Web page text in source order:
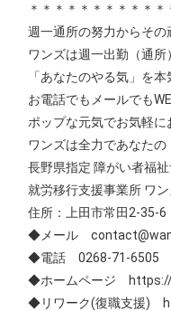
＊＊＊＊＊＊＊＊＊＊
週一通所の努力からその
ワンズは週一出勤（通所
「あなたのやる気」を
お電話でもメールでも
ポップな元気でお気軽
ワンズは全力であなた
長野県指定 障がい者福
就労移行支援事業所 ワ
住所：上田市常田2-35-6
◆メール
◆電話 0268-71-6505
◆ホームページ https://
◆リワーク(復職支援)